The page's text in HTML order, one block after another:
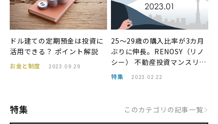
ドル建ての定期預金は投資に
活用できる？ ポイント解説
お金と制度 2023.09.29
25〜29歳の購入比率が3カ月
ぶりに伸長。RENOSY（リノ
シー） 不動産投資マンスリー
レポート2023年1月
特集 2023.02.22
特集 このカテゴリの記事一覧